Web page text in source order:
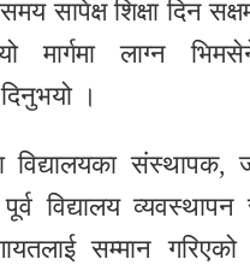
सापेक्ष शिक्षा दिन
मार्गमा लाग्न
।
विद्यालयका संस्थापक,
पूर्व विद्यालय व्यवस्थापन
सम्मान